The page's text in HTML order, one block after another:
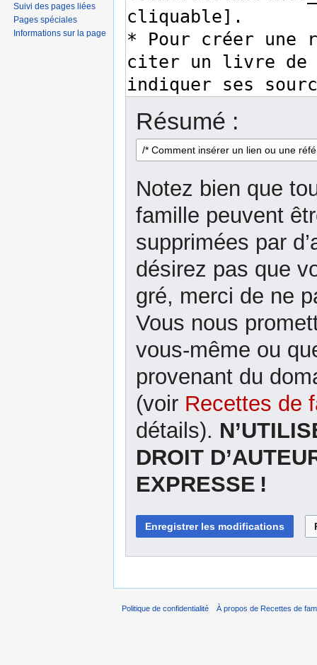
Résumé :
Notez bien que
famille peuvent
supprimées par
désirez pas que
gré, merci de ne
Vous nous
vous-même ou
provenant du
(voir Recettes de
détails).
DROIT
EXPRESSE !
Suivi des pages liées
Pages spéciales
Informations sur la page
Politique de confidentialité À propos de Recettes de